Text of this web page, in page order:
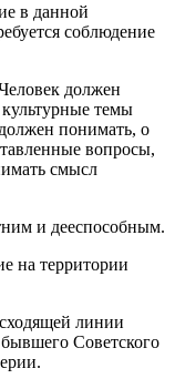
в данной
соблюдение
должен
темы
понимать, о
вопросы,
смысл
и дееспособным.
на территории
линии
Советского